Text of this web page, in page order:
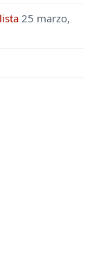
25 marzo,